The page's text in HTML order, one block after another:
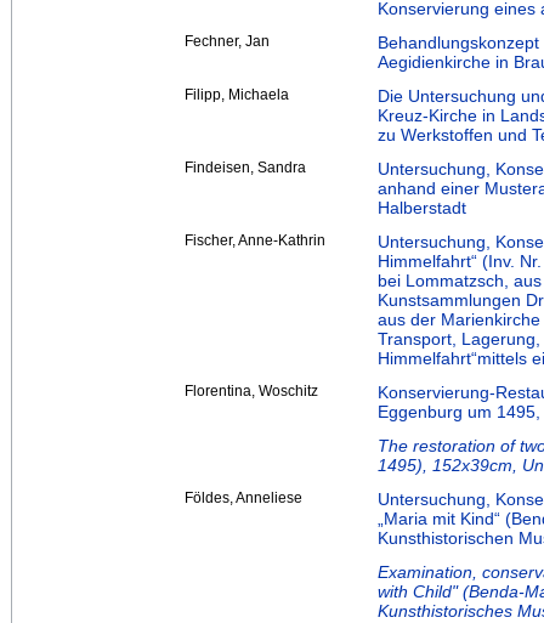
Konservierung eines
Fechner, Jan
Aegidienkirche in
Filipp, Michaela
Die Untersuchung
Kreuz‐Kirche in
zu Werkstoffen und
Findeisen, Sandra
Untersuchung,
anhand einer
Halberstadt
Fischer, Anne-Kathrin
Untersuchung,
Himmelfahrt“ (Inv.
bei Lommatzsch,
Kunstsammlungen
aus der
Transport,
Himmelfahrt“mittels
Florentina, Woschitz
Konservierung-
Eggenburg um
The restoration of
1495), 152x39cm,
Földes, Anneliese
Untersuchung,
„Maria mit Kind“
Kunsthistorischen
Examination,
with Child" (Benda-
Kunsthistorisches